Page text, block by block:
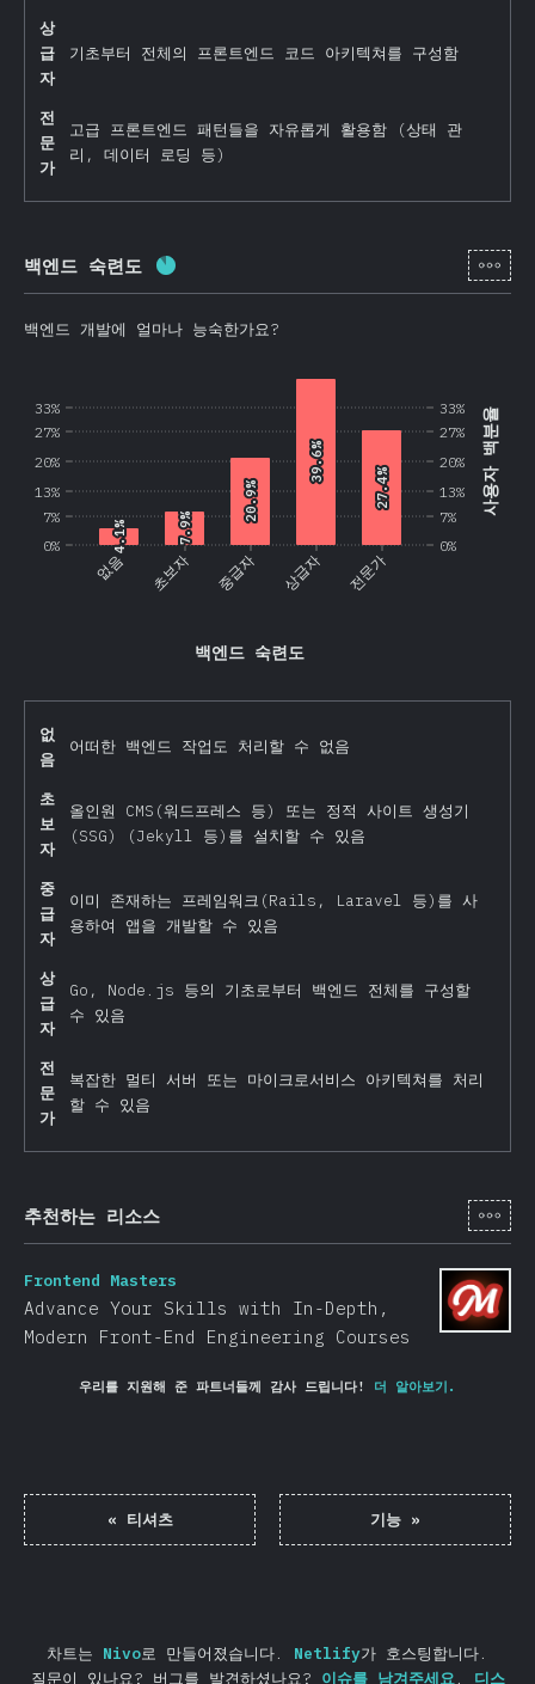
상
급
자
기초부터 전체의 프론트엔드 코드 아키텍쳐를 구성함
전
문
가
고급 프론트엔드 패턴들을 자유롭게 활용함 (상태 관
리, 데이터 로딩 등)
백엔드 숙련도 완료율: [ko-
백엔드 개발에 얼마나 능숙한가요?
0%
7%
13%
20%
27%
33% 사용자 백분율
없음 초보자 중급자 상급자 전문가
백엔드 숙련도
0%
7%
13%
20%
27%
33%
4.1%
4.1% 7.9%
7.9%
20.9%
20.9%
39.6%
39.6%
27.4%
27.4%
없
음
어떠한 백엔드 작업도 처리할 수 없음
초
보
자
올인원 CMS(워드프레스 등) 또는 정적 사이트 생성기
(SSG) (Jekyll 등)를 설치할 수 있음
중
급
자
이미 존재하는 프레임워크(Rails, Laravel 등)를 사
용하여 앱을 개발할 수 있음
상
급
자
Go, Node.js 등의 기초로부터 백엔드 전체를 구성할
수 있음
전
문
가
복잡한 멀티 서버 또는 마이크로서비스 아키텍쳐를 처리
할 수 있음
추천하는 리소스 [ko-
Frontend Masters
Advance Your Skills with In-Depth,
Modern Front-End Engineering Courses
우리를 지원해 준 파트너들께 감사 드립니다! 더 알아보기.
« 티셔츠 기능 »
차트는 Nivo로 만들어졌습니다. Netlify가 호스팅합니다.
질문이 있나요? 버그를 발견하셨나요? 이슈를 남겨주세요. 디스